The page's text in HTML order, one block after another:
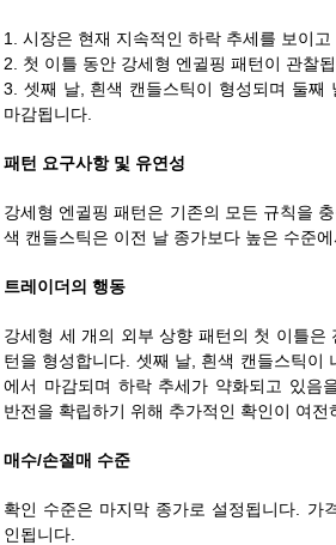
1. 시장은 현재 지속적인 하락 추세를 보이고
2. 첫 이틀 동안 강세형 엔귈핑 패턴이 관찰됩
3. 셋째 날, 흰색 캔들스틱이 형성되며 둘째
마감됩니다.
패턴 요구사항 및 유연성
강세형 엔귈핑 패턴은 기존의 모든 규칙을
색 캔들스틱은 이전 날 종가보다 높은 수준에
트레이더의 행동
강세형 세 개의 외부 상향 패턴의 첫 이틀은
턴을 형성합니다. 셋째 날, 흰색 캔들스틱이
에서 마감되며 하락 추세가 약화되고 있음
반전을 확립하기 위해 추가적인 확인이 여전
매수/손절매 수준
확인 수준은 마지막 종가로 설정됩니다. 가
인됩니다.